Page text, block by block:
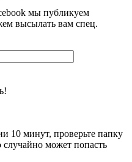
мы публикуем
высылать вам спец.
10 минут, проверьте папку
может попасть